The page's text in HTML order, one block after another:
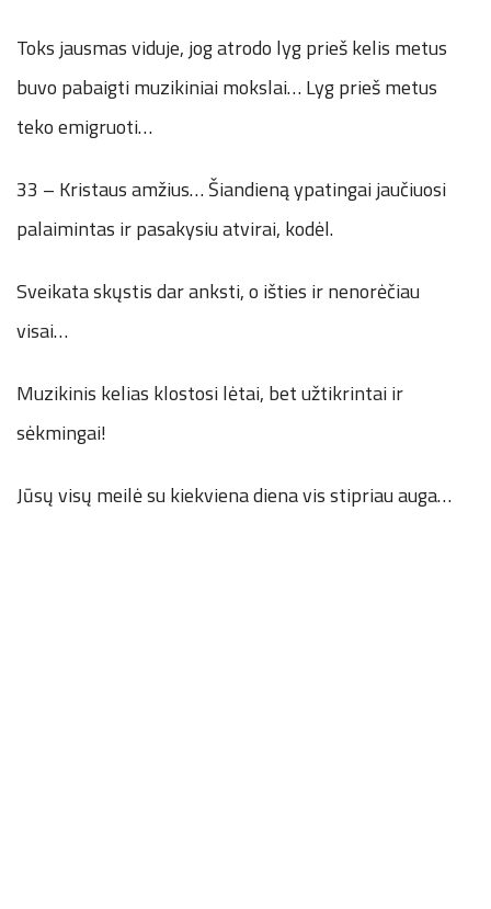
Toks jausmas viduje, jog atrodo lyg prieš kelis metus
buvo pabaigti muzikiniai mokslai… Lyg prieš metus
teko emigruoti…
33 – Kristaus amžius… Šiandieną ypatingai jaučiuosi
palaimintas ir pasakysiu atvirai, kodėl.
Sveikata skųstis dar anksti, o išties ir nenorėčiau
visai…
Muzikinis kelias klostosi lėtai, bet užtikrintai ir
sėkmingai!
Jūsų visų meilė su kiekviena diena vis stipriau auga…